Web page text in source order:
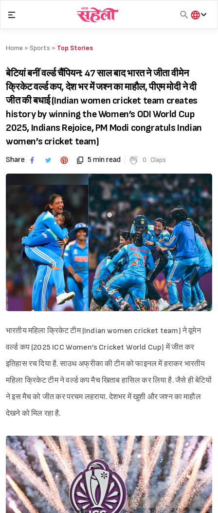
content
हिंदी
Home > Sports > Top Stories
बेटियां बनीं वर्ल्ड चैंपियन: 47 साल बाद भारत ने जीता वीमेन
क्रिकेट वर्ल्ड कप, देश भर में जश्न का माहौल, पीएम मोदी ने दी
जीत की बधाई (Indian women cricket team creates
history by winning the Women’s ODI World Cup
2025, Indians Rejoice, PM Modi congratuls Indian
women’s cricket team)
Share 5 min read 0 Claps
भारतीय महिला क्रिकेट टीम (Indian women cricket team) ने वूमेन
वर्ल्ड कप (2025 ICC Women’s Cricket World Cup) में जीत कर
इतिहास रच दिया है. साउथ अफ्रीका की टीम को फाइनल में हराकर भारतीय
महिला क्रिकेट टीम ने वर्ल्ड कप मैच खिताब हासिल कर लिया है. जैसे ही बेटियों
ने इस मैच को जीत कर परचम लहराया. देशभर में खुशी और जश्न का माहौल
देखने को मिल रहा है.